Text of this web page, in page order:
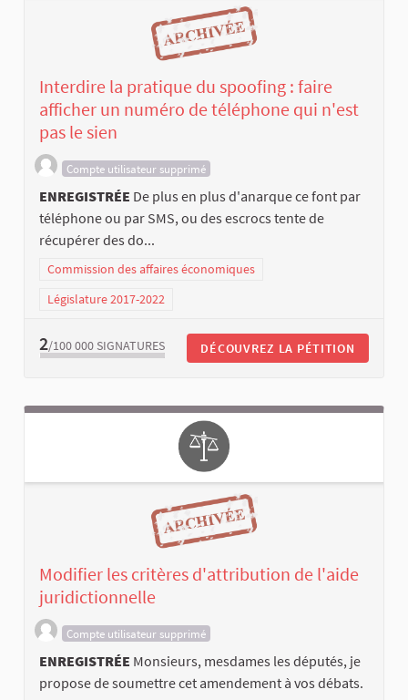
Interdire la pratique du spoofing : faire
afficher un numéro de téléphone qui n'est
pas le sien
Compte utilisateur supprimé
ENREGISTRÉE De plus en plus d'anarque ce font par
téléphone ou par SMS, ou des escrocs tente de
récupérer des do...
Commission des affaires économiques
Législature 2017-2022
2/100 000 SIGNATURES DÉCOUVREZ LA PÉTITION
Modifier les critères d'attribution de l'aide
juridictionnelle
Compte utilisateur supprimé
ENREGISTRÉE Monsieurs, mesdames les députés, je
propose de soumettre cet amendement à vos débats.